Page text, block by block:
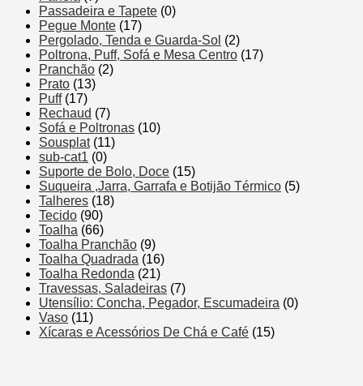
Passadeira e Tapete (0)
Pegue Monte (17)
Pergolado, Tenda e Guarda-Sol (2)
Poltrona, Puff, Sofá e Mesa Centro (17)
Pranchão (2)
Prato (13)
Puff (17)
Rechaud (7)
Sofá e Poltronas (10)
Sousplat (11)
sub-cat1 (0)
Suporte de Bolo, Doce (15)
Suqueira ,Jarra, Garrafa e Botijão Térmico (5)
Talheres (18)
Tecido (90)
Toalha (66)
Toalha Pranchão (9)
Toalha Quadrada (16)
Toalha Redonda (21)
Travessas, Saladeiras (7)
Utensílio: Concha, Pegador, Escumadeira (0)
Vaso (11)
Xícaras e Acessórios De Chá e Café (15)